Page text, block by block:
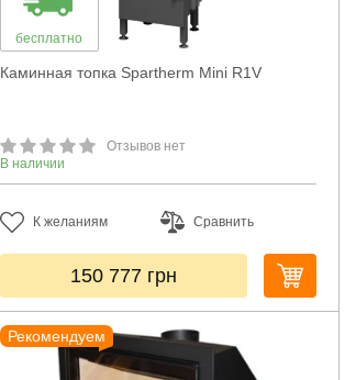
бесплатно
Каминная топка Spartherm Mini R1V
Отзывов нет
В наличии
К желаниям Сравнить
150 777 грн
Рекомендуем